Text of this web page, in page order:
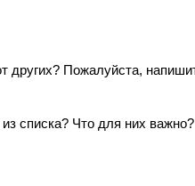
других? Пожалуйста,
списка? Что для них важно?